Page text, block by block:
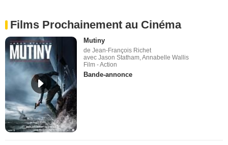
Films Prochainement au Cinéma
Mutiny
de Jean-François Richet
avec Jason Statham, Annabelle Wallis
Film - Action
Bande-annonce